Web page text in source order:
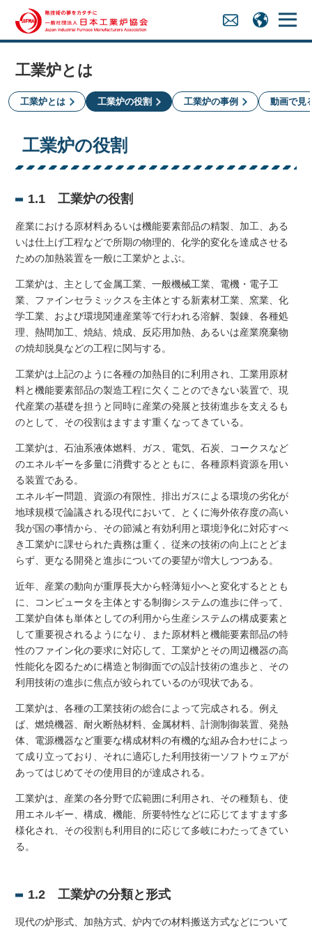
工業炉とは
工業炉とは 工業炉の役割 工業炉の事例 動画で見
工業炉の役割
1.1 工業炉の役割
産業における原材料あるいは機能要素部品の精製、加工、ある
いは仕上げ工程などで所期の物理的、化学的変化を達成させる
ための加熱装置を一般に工業炉とよぶ。
工業炉は、主として金属工業、一般機械工業、電機・電子工
業、ファインセラミックスを主体とする新素材工業、窯業、化
学工業、および環境関連産業等で行われる溶解、製錬、各種処
理、熱間加工、焼結、焼成、反応用加熱、あるいは産業廃棄物
の焼却脱臭などの工程に関与する。
工業炉は上記のように各種の加熱目的に利用され、工業用原材
料と機能要素部品の製造工程に欠くことのできない装置で、現
代産業の基礎を担うと同時に産業の発展と技術進歩を支えるも
のとして、その役割はますます重くなってきている。
工業炉は、石油系液体燃料、ガス、電気、石炭、コークスなど
のエネルギーを多量に消費するとともに、各種原料資源を用い
る装置である。
エネルギー問題、資源の有限性、排出ガスによる環境の劣化が
地球規模で論議される現代において、とくに海外依存度の高い
我が国の事情から、その節減と有効利用と環境浄化に対応すべ
き工業炉に課せられた責務は重く、従来の技術の向上にとどま
らず、更なる開発と進歩についての要望が増大しつつある。
近年、産業の動向が重厚長大から軽薄短小へと変化するととも
に、コンピュータを主体とする制御システムの進歩に伴って、
工業炉自体も単体としての利用から生産システムの構成要素と
して重要視されるようになり、また原材料と機能要素部品の特
性のファイン化の要求に対応して、工業炉とその周辺機器の高
性能化を図るために構造と制御面での設計技術の進歩と、その
利用技術の進歩に焦点が絞られているのが現状である。
工業炉は、各種の工業技術の総合によって完成される。例え
ば、燃焼機器、耐火断熱材料、金属材料、計測制御装置、発熱
体、電源機器など重要な構成材料の有機的な組み合わせによっ
て成り立っており、それに適応した利用技術一ソフトウェアが
あってはじめてその使用目的が達成される。
工業炉は、産業の各分野で広範囲に利用され、その種類も、使
用エネルギー、構成、機能、所要特性などに応じてますます多
様化され、その役割も利用目的に応じて多岐にわたってきてい
る。
1.2 工業炉の分類と形式
現代の炉形式、加熱方式、炉内での材料搬送方式などについて